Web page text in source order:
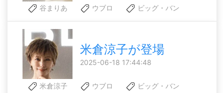
谷まりあ ウブロ ビッグ・バン
米倉涼子が登場
2025-06-18 17:44:48
米倉涼子 ウブロ ビッグ・バン